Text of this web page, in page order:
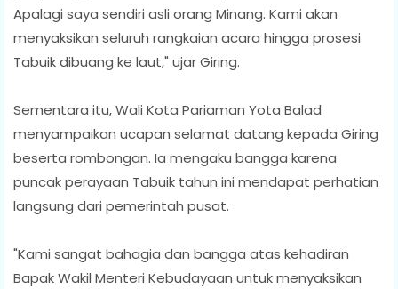
Apalagi saya sendiri asli orang Minang. Kami akan
menyaksikan seluruh rangkaian acara hingga prosesi
Tabuik dibuang ke laut," ujar Giring.
Sementara itu, Wali Kota Pariaman Yota Balad
menyampaikan ucapan selamat datang kepada Giring
beserta rombongan. Ia mengaku bangga karena
puncak perayaan Tabuik tahun ini mendapat perhatian
langsung dari pemerintah pusat.
"Kami sangat bahagia dan bangga atas kehadiran
Bapak Wakil Menteri Kebudayaan untuk menyaksikan